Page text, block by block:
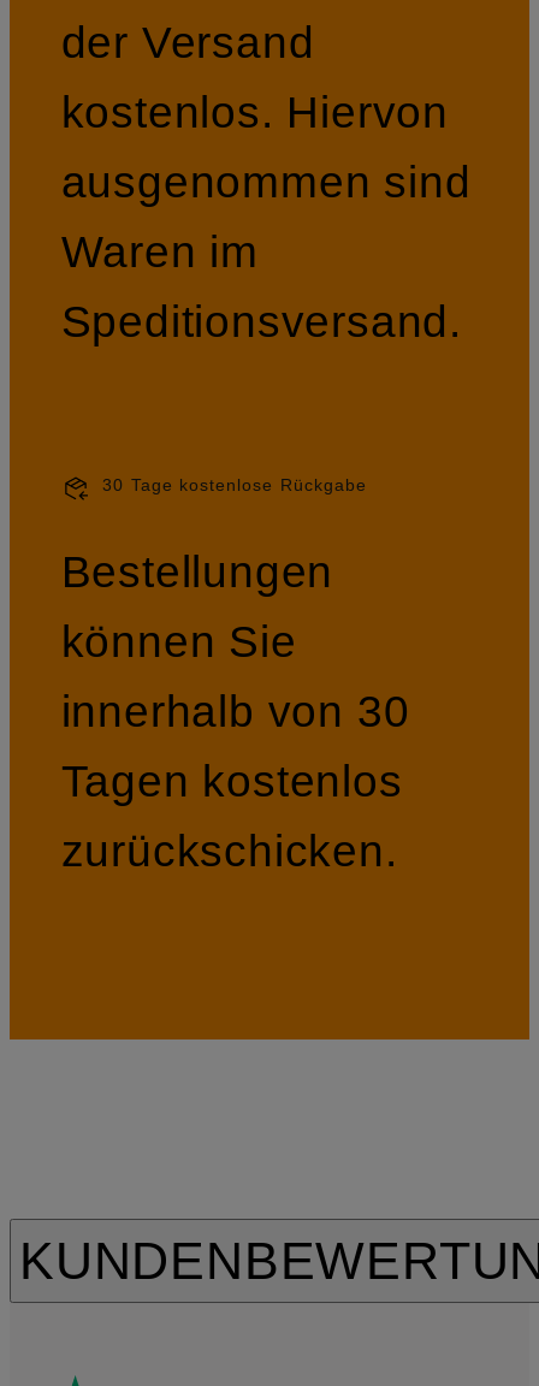
der Versand
kostenlos. Hiervon
ausgenommen sind
Waren im
Speditionsversand.
30 Tage kostenlose Rückgabe
Bestellungen
können Sie
innerhalb von 30
Tagen kostenlos
zurückschicken.